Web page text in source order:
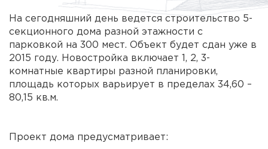
На сегодняшний день ведется строительство 5-
секционного дома разной этажности с
парковкой на 300 мест. Объект будет сдан уже в
2015 году. Новостройка включает 1, 2, 3-
комнатные квартиры разной планировки,
площадь которых варьирует в пределах 34,60 –
80,15 кв.м.
Проект дома предусматривает: